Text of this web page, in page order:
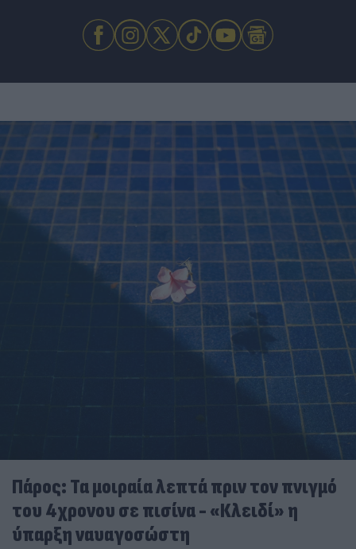
Πάρος: Τα μοιραία λεπτά πριν τον πνιγμό
του 4χρονου σε πισίνα - «Κλειδί» η
ύπαρξη ναυαγοσώστη